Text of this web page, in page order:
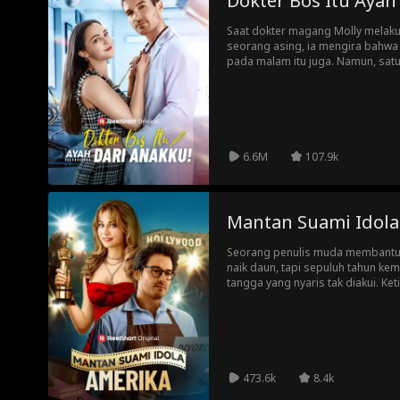
Saat dokter magang Molly
seorang asing, ia mengira
pada malam itu juga. Namun,
Graham, semuanya bermaksud
Dengan tekanan yang meningkat
bertahan di tengah kekacauan
6.6M 107.9k
Mantan Suami
Seorang penulis muda
naik daun, tapi sepuluh tahun
tangga yang nyaris tak diakui.
473.6k 8.4k